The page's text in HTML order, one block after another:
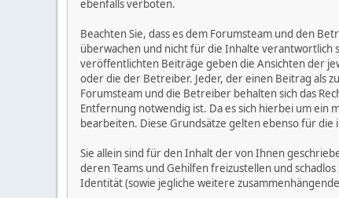
ebenfalls verboten.
Beachten Sie, dass es dem Forumsteam und den
überwachen und nicht für die Inhalte verantwortlich
veröffentlichten Beiträge geben die Ansichten der
oder die der Betreiber. Jeder, der einen Beitrag als
Forumsteam und die Betreiber behalten sich das
Entfernung notwendig ist. Da es sich hierbei um ein
bearbeiten. Diese Grundsätze gelten ebenso für
Sie allein sind für den Inhalt der von Ihnen
deren Teams und Gehilfen freizustellen und
Identität (sowie jegliche weitere